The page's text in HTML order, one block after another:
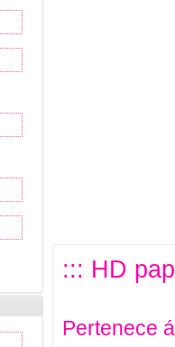
::: HD
Pertenece